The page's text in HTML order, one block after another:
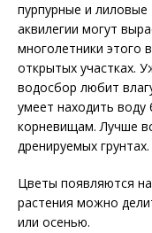
пурпурные и
аквилегии могут
многолетники этого
открытых участках.
водосбор любит
умеет находить
корневищам. Лучше
дренируемых грунтах.
Цветы появляются
растения можно
или осенью.